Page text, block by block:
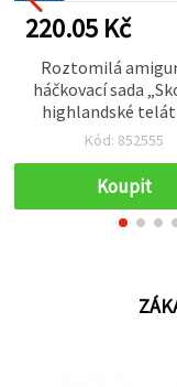
220.05 Kč
Roztomilá
háčkovací sada
highlandské
60×45×50 mm,
na háčkování,
ručně vyráběný
dekorace ve
Kód: 852555
Koupit